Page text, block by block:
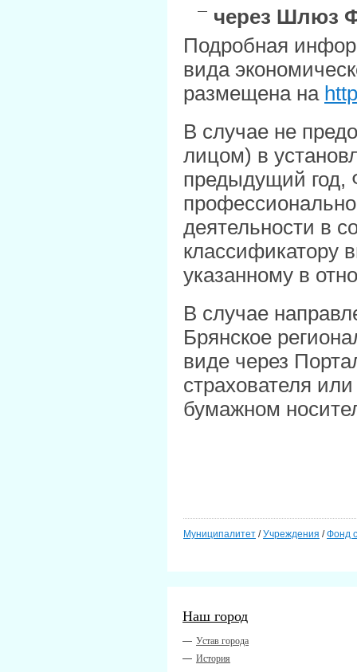
через Шлюз
Подробная
вида
размещена на
В случае не
лицом) в
предыдущий год,
деятельности в
классификатору
указанному в
В случае
Брянское
виде через
страхователя
бумажном
Муниципалитет /Учреждения /Фонд
Наш город
Устав города
История